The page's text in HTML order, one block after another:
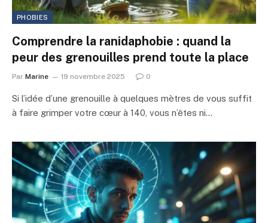
PHOBIES
Comprendre la ranidaphobie : quand la
peur des grenouilles prend toute la place
Par Marine 19 novembre 2025 0
Si l’idée d’une grenouille à quelques mètres de vous suffit
à faire grimper votre cœur à 140, vous n’êtes ni…